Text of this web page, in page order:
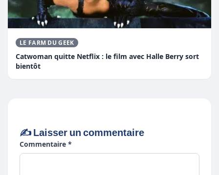
LE FARM DU GEEK
Catwoman quitte Netflix : le film avec Halle Berry sort
bientôt
✍️ Laisser un commentaire
Commentaire *